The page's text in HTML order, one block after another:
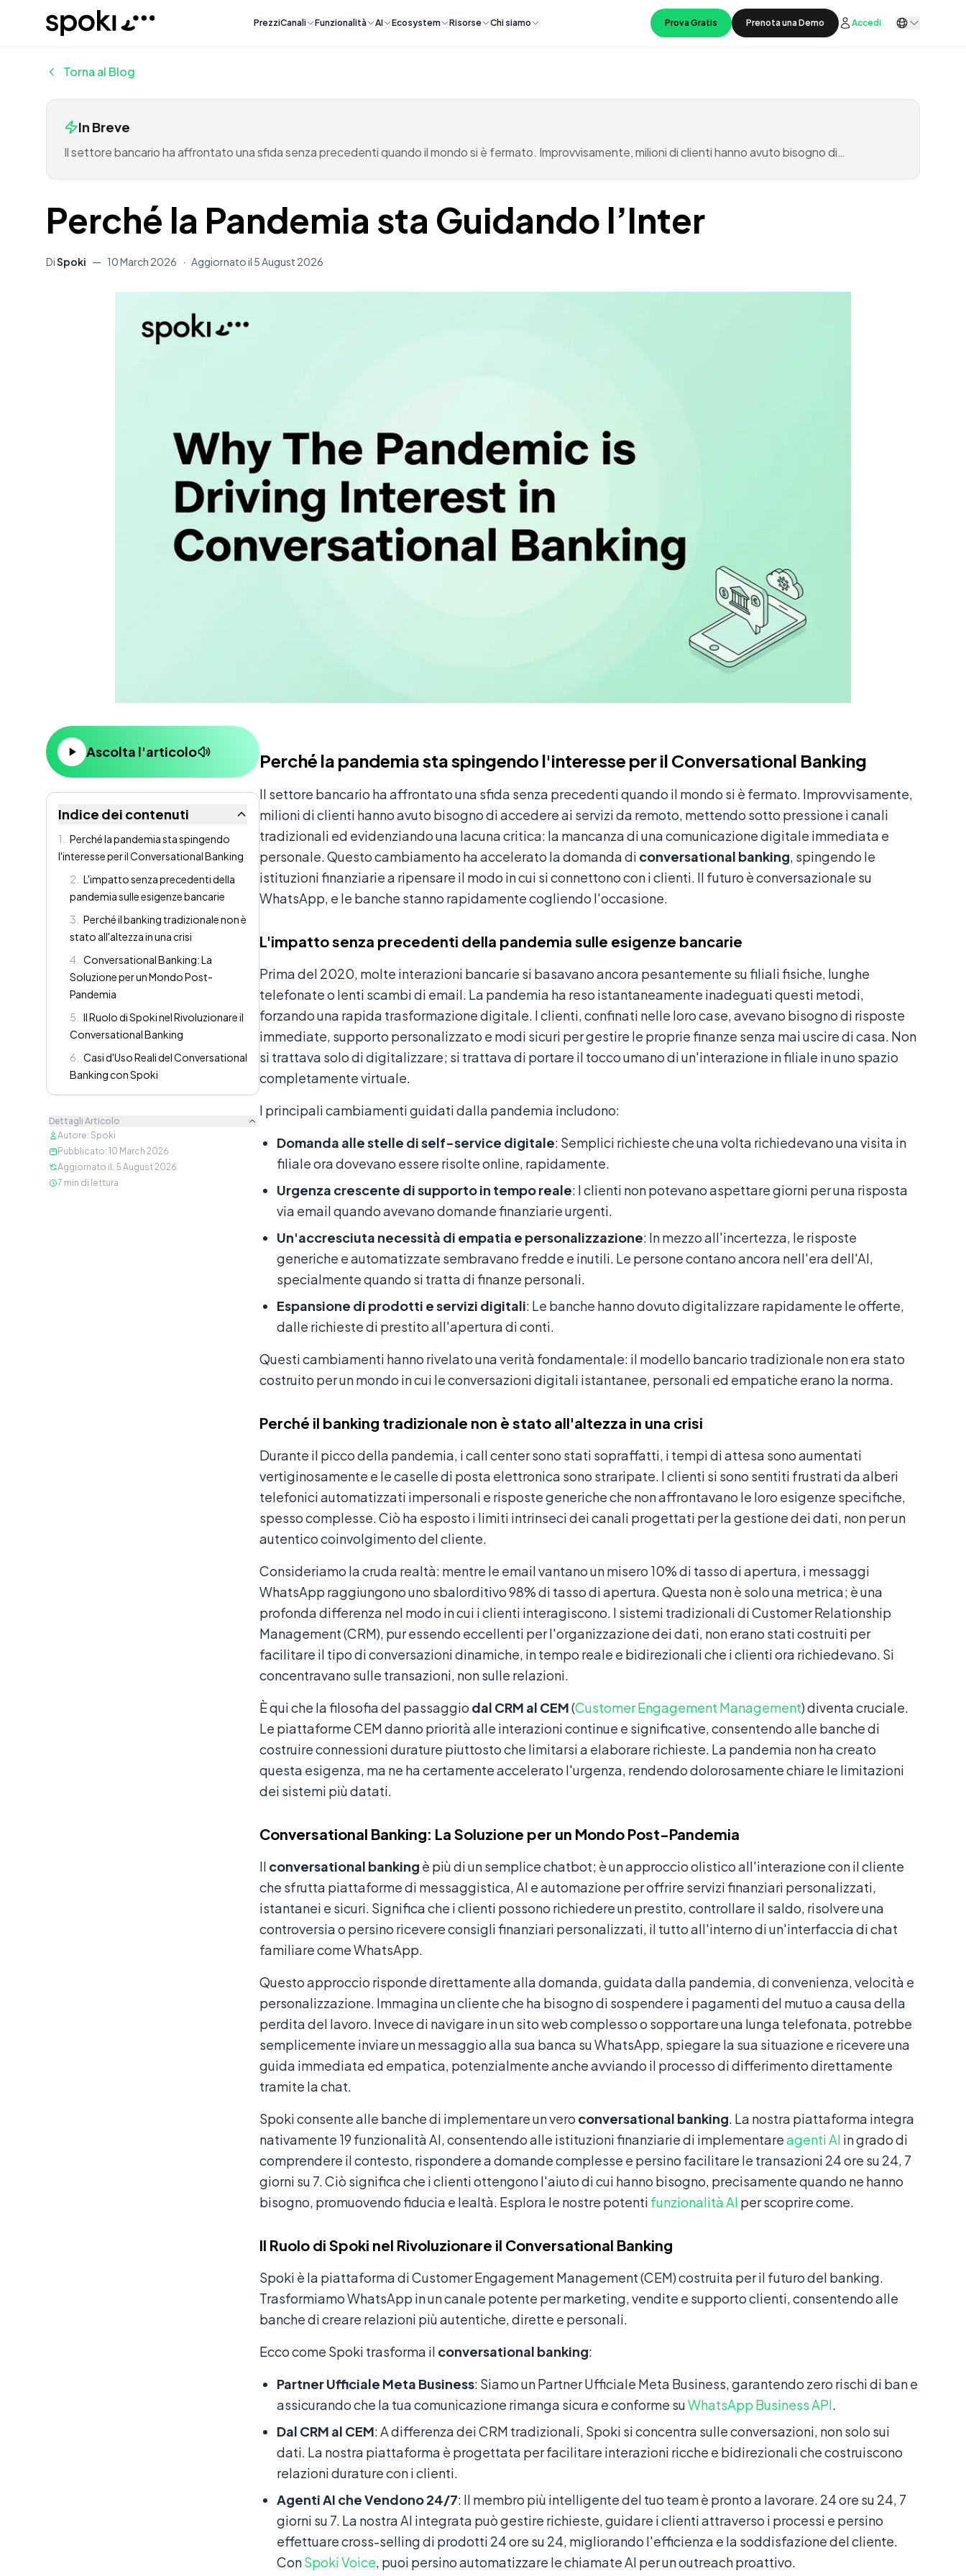
Spoki PrezziCanali Funzionalità AI Ecosystem Risorse Chi siamo Prova Gratis Prenota una Demo Accedi
Torna al Blog
In Breve
Il settore bancario ha affrontato una sfida senza precedenti quando il mondo si è fermato. Improvvisamente, milioni di clienti hanno avuto bisogno di…
Perché la Pandemia sta Guidando l’Inter
DiSpoki — 10 March 2026 · Aggiornato il 5 August 2026
Ascolta l'articolo
Indice dei contenuti
1
Perché la pandemia sta spingendo
l'interesse per il Conversational Banking
2
L'impatto senza precedenti della
pandemia sulle esigenze bancarie
3
Perché il banking tradizionale non è
stato all'altezza in una crisi
4
Conversational Banking: La
Soluzione per un Mondo Post-
Pandemia
5
Il Ruolo di Spoki nel Rivoluzionare il
Conversational Banking
6
Casi d'Uso Reali del Conversational
Banking con Spoki
Dettagli Articolo
Autore: Spoki
Pubblicato: 10 March 2026
Aggiornato il: 5 August 2026
7 min di lettura
Perché la pandemia sta spingendo l'interesse per il Conversational Banking
Il settore bancario ha affrontato una sfida senza precedenti quando il mondo si è fermato. Improvvisamente,
milioni di clienti hanno avuto bisogno di accedere ai servizi da remoto, mettendo sotto pressione i canali
tradizionali ed evidenziando una lacuna critica: la mancanza di una comunicazione digitale immediata e
personale. Questo cambiamento ha accelerato la domanda di conversational banking, spingendo le
istituzioni finanziarie a ripensare il modo in cui si connettono con i clienti. Il futuro è conversazionale su
WhatsApp, e le banche stanno rapidamente cogliendo l'occasione.
L'impatto senza precedenti della pandemia sulle esigenze bancarie
Prima del 2020, molte interazioni bancarie si basavano ancora pesantemente su filiali fisiche, lunghe
telefonate o lenti scambi di email. La pandemia ha reso istantaneamente inadeguati questi metodi,
forzando una rapida trasformazione digitale. I clienti, confinati nelle loro case, avevano bisogno di risposte
immediate, supporto personalizzato e modi sicuri per gestire le proprie finanze senza mai uscire di casa. Non
si trattava solo di digitalizzare; si trattava di portare il tocco umano di un'interazione in filiale in uno spazio
completamente virtuale.
I principali cambiamenti guidati dalla pandemia includono:
Domanda alle stelle di self-service digitale: Semplici richieste che una volta richiedevano una visita in
filiale ora dovevano essere risolte online, rapidamente.
Urgenza crescente di supporto in tempo reale: I clienti non potevano aspettare giorni per una risposta
via email quando avevano domande finanziarie urgenti.
Un'accresciuta necessità di empatia e personalizzazione: In mezzo all'incertezza, le risposte
generiche e automatizzate sembravano fredde e inutili. Le persone contano ancora nell'era dell'AI,
specialmente quando si tratta di finanze personali.
Espansione di prodotti e servizi digitali: Le banche hanno dovuto digitalizzare rapidamente le offerte,
dalle richieste di prestito all'apertura di conti.
Questi cambiamenti hanno rivelato una verità fondamentale: il modello bancario tradizionale non era stato
costruito per un mondo in cui le conversazioni digitali istantanee, personali ed empatiche erano la norma.
Perché il banking tradizionale non è stato all'altezza in una crisi
Durante il picco della pandemia, i call center sono stati sopraffatti, i tempi di attesa sono aumentati
vertiginosamente e le caselle di posta elettronica sono straripate. I clienti si sono sentiti frustrati da alberi
telefonici automatizzati impersonali e risposte generiche che non affrontavano le loro esigenze specifiche,
spesso complesse. Ciò ha esposto i limiti intrinseci dei canali progettati per la gestione dei dati, non per un
autentico coinvolgimento del cliente.
Consideriamo la cruda realtà: mentre le email vantano un misero 10% di tasso di apertura, i messaggi
WhatsApp raggiungono uno sbalorditivo 98% di tasso di apertura. Questa non è solo una metrica; è una
profonda differenza nel modo in cui i clienti interagiscono. I sistemi tradizionali di Customer Relationship
Management (CRM), pur essendo eccellenti per l'organizzazione dei dati, non erano stati costruiti per
facilitare il tipo di conversazioni dinamiche, in tempo reale e bidirezionali che i clienti ora richiedevano. Si
concentravano sulle transazioni, non sulle relazioni.
È qui che la filosofia del passaggio dal CRM al CEM(Customer Engagement Management) diventa cruciale.
Le piattaforme CEM danno priorità alle interazioni continue e significative, consentendo alle banche di
costruire connessioni durature piuttosto che limitarsi a elaborare richieste. La pandemia non ha creato
questa esigenza, ma ne ha certamente accelerato l'urgenza, rendendo dolorosamente chiare le limitazioni
dei sistemi più datati.
Conversational Banking: La Soluzione per un Mondo Post-Pandemia
Il conversational banking è più di un semplice chatbot; è un approccio olistico all'interazione con il cliente
che sfrutta piattaforme di messaggistica, AI e automazione per offrire servizi finanziari personalizzati,
istantanei e sicuri. Significa che i clienti possono richiedere un prestito, controllare il saldo, risolvere una
controversia o persino ricevere consigli finanziari personalizzati, il tutto all'interno di un'interfaccia di chat
familiare come WhatsApp.
Questo approccio risponde direttamente alla domanda, guidata dalla pandemia, di convenienza, velocità e
personalizzazione. Immagina un cliente che ha bisogno di sospendere i pagamenti del mutuo a causa della
perdita del lavoro. Invece di navigare in un sito web complesso o sopportare una lunga telefonata, potrebbe
semplicemente inviare un messaggio alla sua banca su WhatsApp, spiegare la sua situazione e ricevere una
guida immediata ed empatica, potenzialmente anche avviando il processo di differimento direttamente
tramite la chat.
Spoki consente alle banche di implementare un vero conversational banking. La nostra piattaforma integra
nativamente 19 funzionalità AI, consentendo alle istituzioni finanziarie di implementareagenti AI in grado di
comprendere il contesto, rispondere a domande complesse e persino facilitare le transazioni 24 ore su 24, 7
giorni su 7. Ciò significa che i clienti ottengono l'aiuto di cui hanno bisogno, precisamente quando ne hanno
bisogno, promuovendo fiducia e lealtà. Esplora le nostre potenti funzionalità AI per scoprire come.
Il Ruolo di Spoki nel Rivoluzionare il Conversational Banking
Spoki è la piattaforma di Customer Engagement Management (CEM) costruita per il futuro del banking.
Trasformiamo WhatsApp in un canale potente per marketing, vendite e supporto clienti, consentendo alle
banche di creare relazioni più autentiche, dirette e personali.
Ecco come Spoki trasforma il conversational banking:
Partner Ufficiale Meta Business: Siamo un Partner Ufficiale Meta Business, garantendo zero rischi di ban e
assicurando che la tua comunicazione rimanga sicura e conforme suWhatsApp Business API.
Dal CRM al CEM: A differenza dei CRM tradizionali, Spoki si concentra sulle conversazioni, non solo sui
dati. La nostra piattaforma è progettata per facilitare interazioni ricche e bidirezionali che costruiscono
relazioni durature con i clienti.
Agenti AI che Vendono 24/7: Il membro più intelligente del tuo team è pronto a lavorare. 24 ore su 24, 7
giorni su 7. La nostra AI integrata può gestire richieste, guidare i clienti attraverso i processi e persino
effettuare cross-selling di prodotti 24 ore su 24, migliorando l'efficienza e la soddisfazione del cliente.
ConSpoki Voice, puoi persino automatizzare le chiamate AI per un outreach proattivo.